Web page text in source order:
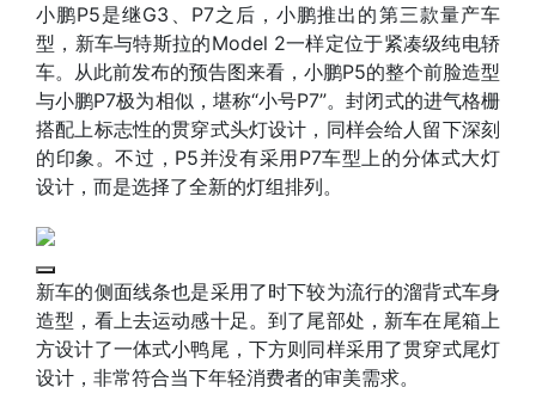
小鹏P5是继G3、P7之后，小鹏推出的第三款量产车
型，新车与特斯拉的Model 2一样定位于紧凑级纯电轿
车。从此前发布的预告图来看，小鹏P5的整个前脸造型
与小鹏P7极为相似，堪称“小号P7”。封闭式的进气格栅
搭配上标志性的贯穿式头灯设计，同样会给人留下深刻
的印象。不过，P5并没有采用P7车型上的分体式大灯
设计，而是选择了全新的灯组排列。
新车的侧面线条也是采用了时下较为流行的溜背式车身
造型，看上去运动感十足。到了尾部处，新车在尾箱上
方设计了一体式小鸭尾，下方则同样采用了贯穿式尾灯
设计，非常符合当下年轻消费者的审美需求。